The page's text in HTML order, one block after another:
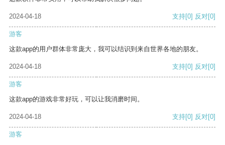
2024-04-18 支持[0] 反对[0]
游客
这款app的用户群体非常庞大，我可以结识到来自世界各地的朋友。
2024-04-18 支持[0] 反对[0]
游客
这款app的游戏非常好玩，可以让我消磨时间。
2024-04-18 支持[0] 反对[0]
游客